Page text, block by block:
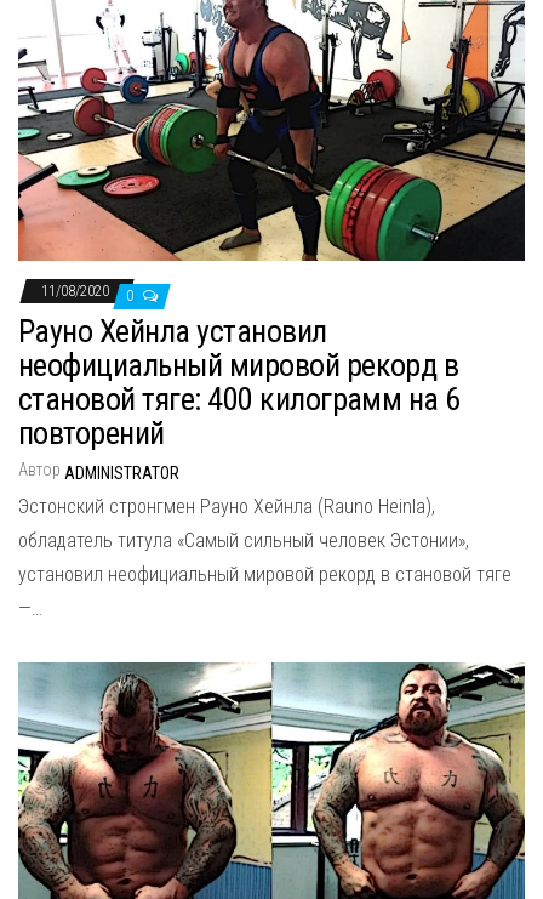
11/08/2020 0
Рауно Хейнла установил
неофициальный мировой рекорд в
становой тяге: 400 килограмм на 6
повторений
Автор ADMINISTRATOR
Эстонский стронгмен Рауно Хейнла (Rauno Heinla),
обладатель титула «Самый сильный человек Эстонии»,
установил неофициальный мировой рекорд в становой тяге
—…